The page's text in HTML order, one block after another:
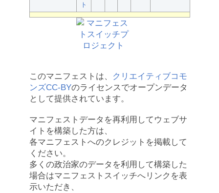
ト
このマニフェストは、
クリエイティブコモ
ンズCC-BYのライセンスでオープンデータ
として提供されています。
マニフェストデータを再利用してウェブサ
イトを構築した方は、
各マニフェストへのクレジットを掲載して
ください。
多くの政治家のデータを利用して構築した
場合はマニフェストスイッチへリンクを表
示いただき、